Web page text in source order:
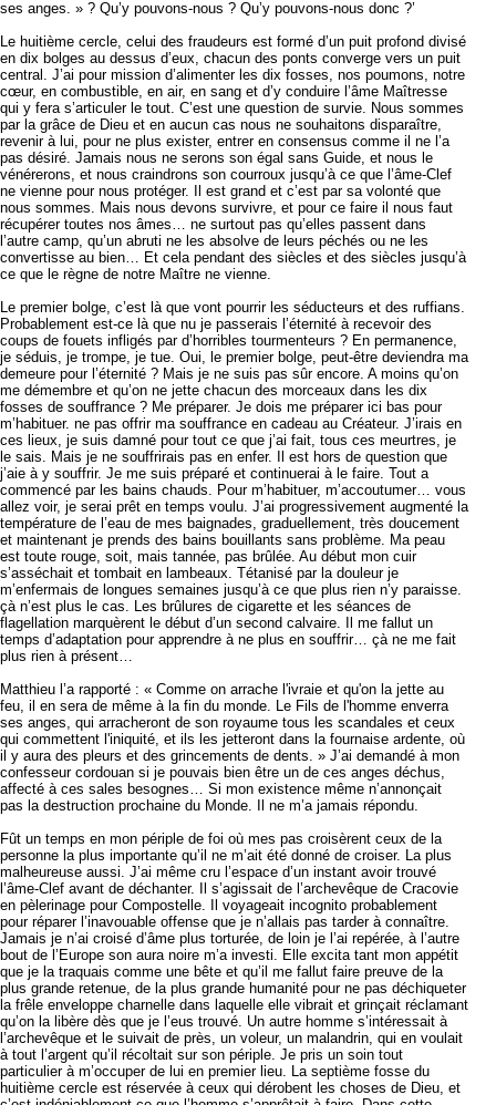
ses anges. » ? Qu’y pouvons-nous ? Qu’y pouvons-nous donc ?’
Le huitième cercle, celui des fraudeurs est formé d’un puit profond divisé
en dix bolges au dessus d’eux, chacun des ponts converge vers un puit
central. J’ai pour mission d’alimenter les dix fosses, nos poumons, notre
cœur, en combustible, en air, en sang et d’y conduire l’âme Maîtresse
qui y fera s’articuler le tout. C’est une question de survie. Nous sommes
par la grâce de Dieu et en aucun cas nous ne souhaitons disparaître,
revenir à lui, pour ne plus exister, entrer en consensus comme il ne l’a
pas désiré. Jamais nous ne serons son égal sans Guide, et nous le
vénérerons, et nous craindrons son courroux jusqu’à ce que l’âme-Clef
ne vienne pour nous protéger. Il est grand et c’est par sa volonté que
nous sommes. Mais nous devons survivre, et pour ce faire il nous faut
récupérer toutes nos âmes… ne surtout pas qu’elles passent dans
l’autre camp, qu’un abruti ne les absolve de leurs péchés ou ne les
convertisse au bien… Et cela pendant des siècles et des siècles jusqu’à
ce que le règne de notre Maître ne vienne.
Le premier bolge, c’est là que vont pourrir les séducteurs et des ruffians.
Probablement est-ce là que nu je passerais l’éternité à recevoir des
coups de fouets infligés par d’horribles tourmenteurs ? En permanence,
je séduis, je trompe, je tue. Oui, le premier bolge, peut-être deviendra ma
demeure pour l’éternité ? Mais je ne suis pas sûr encore. A moins qu’on
me démembre et qu’on ne jette chacun des morceaux dans les dix
fosses de souffrance ? Me préparer. Je dois me préparer ici bas pour
m’habituer. ne pas offrir ma souffrance en cadeau au Créateur. J’irais en
ces lieux, je suis damné pour tout ce que j’ai fait, tous ces meurtres, je
le sais. Mais je ne souffrirais pas en enfer. Il est hors de question que
j’aie à y souffrir. Je me suis préparé et continuerai à le faire. Tout a
commencé par les bains chauds. Pour m’habituer, m’accoutumer… vous
allez voir, je serai prêt en temps voulu. J’ai progressivement augmenté la
température de l’eau de mes baignades, graduellement, très doucement
et maintenant je prends des bains bouillants sans problème. Ma peau
est toute rouge, soit, mais tannée, pas brûlée. Au début mon cuir
s’asséchait et tombait en lambeaux. Tétanisé par la douleur je
m’enfermais de longues semaines jusqu’à ce que plus rien n’y paraisse.
çà n’est plus le cas. Les brûlures de cigarette et les séances de
flagellation marquèrent le début d’un second calvaire. Il me fallut un
temps d’adaptation pour apprendre à ne plus en souffrir… çà ne me fait
plus rien à présent…
Matthieu l’a rapporté : « Comme on arrache l'ivraie et qu'on la jette au
feu, il en sera de même à la fin du monde. Le Fils de l'homme enverra
ses anges, qui arracheront de son royaume tous les scandales et ceux
qui commettent l'iniquité, et ils les jetteront dans la fournaise ardente, où
il y aura des pleurs et des grincements de dents. » J’ai demandé à mon
confesseur cordouan si je pouvais bien être un de ces anges déchus,
affecté à ces sales besognes… Si mon existence même n’annonçait
pas la destruction prochaine du Monde. Il ne m’a jamais répondu.
Fût un temps en mon périple de foi où mes pas croisèrent ceux de la
personne la plus importante qu’il ne m’ait été donné de croiser. La plus
malheureuse aussi. J’ai même cru l’espace d’un instant avoir trouvé
l’âme-Clef avant de déchanter. Il s’agissait de l’archevêque de Cracovie
en pèlerinage pour Compostelle. Il voyageait incognito probablement
pour réparer l’inavouable offense que je n’allais pas tarder à connaître.
Jamais je n’ai croisé d’âme plus torturée, de loin je l’ai repérée, à l’autre
bout de l’Europe son aura noire m’a investi. Elle excita tant mon appétit
que je la traquais comme une bête et qu’il me fallut faire preuve de la
plus grande retenue, de la plus grande humanité pour ne pas déchiqueter
la frêle enveloppe charnelle dans laquelle elle vibrait et grinçait réclamant
qu’on la libère dès que je l’eus trouvé. Un autre homme s’intéressait à
l’archevêque et le suivait de près, un voleur, un malandrin, qui en voulait
à tout l’argent qu’il récoltait sur son périple. Je pris un soin tout
particulier à m’occuper de lui en premier lieu. La septième fosse du
huitième cercle est réservée à ceux qui dérobent les choses de Dieu, et